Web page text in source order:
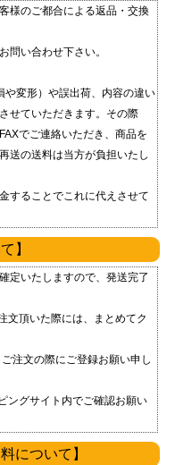
様のご都合による返品・交換
問い合わせ下さい。
や変形）や誤出荷、内容の違い
せていただきます。 その際
でご連絡いただき、商品を
送の送料は当方が負担いたし
することでこれに代えさせて
】
定いたしますので、発送完了
文頂いた際には、まとめてク
注文の際にご登録お願い申し
ングサイト内でご確認お願い
について】